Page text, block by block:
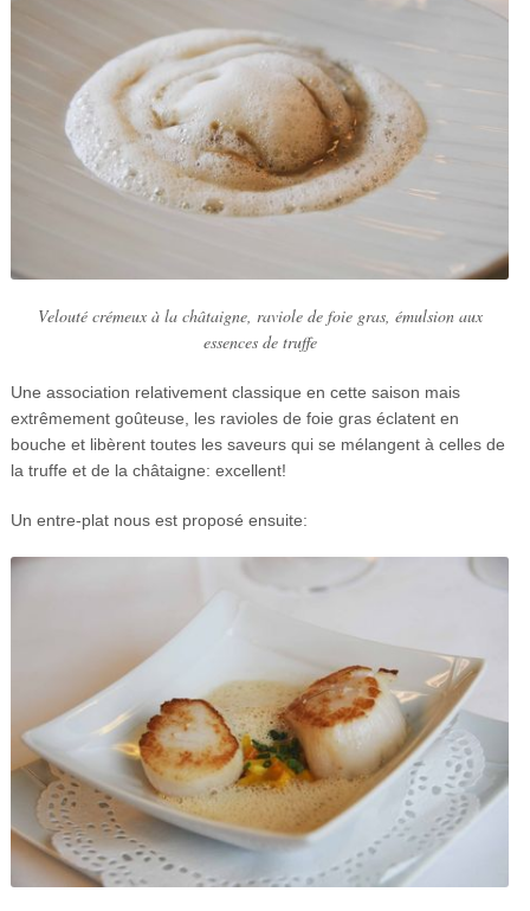
Velouté crémeux à la châtaigne, raviole de foie gras, émulsion aux
essences de truffe
Une association relativement classique en cette saison mais
extrêmement goûteuse, les ravioles de foie gras éclatent en
bouche et libèrent toutes les saveurs qui se mélangent à celles de
la truffe et de la châtaigne: excellent!
Un entre-plat nous est proposé ensuite: